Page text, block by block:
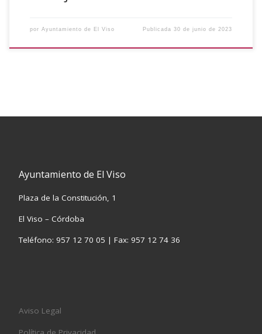
por Ayuntamiento de El Viso Publicada30 de junio de 2023
Ayuntamiento de El Viso
Plaza de la Constitución, 1
El Viso – Córdoba
Teléfono: 957 12 70 05 | Fax: 957 12 74 36
Aviso Legal